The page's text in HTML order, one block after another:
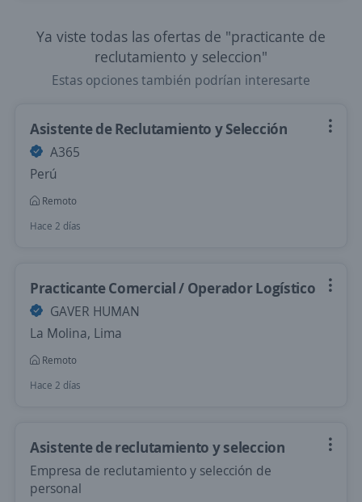
Ya viste todas las ofertas de "practicante de
reclutamiento y seleccion"
Estas opciones también podrían interesarte
Asistente de Reclutamiento y Selección
A365
Perú
Remoto
Hace 2 días
Practicante Comercial / Operador Logístico
GAVER HUMAN
La Molina, Lima
Remoto
Hace 2 días
Asistente de reclutamiento y seleccion
Empresa de reclutamiento y selección de
personal